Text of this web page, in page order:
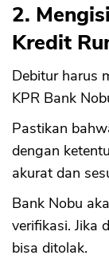
2.
Kredit
Debitur harus
KPR Bank
Pastikan
dengan
akurat dan
Bank Nobu
verifikasi. Jika
bisa ditolak.